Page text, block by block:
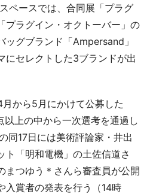
ペースでは、合同展「プラグ
プラグイン・オクトーバー」の
ッグブランド「Ampersand」
にセレクトした3ブランドが出
から5月にかけて公募した
以上の中から一次選考を通過し
同17日には美術評論家・井出
ト「明和電機」の土佐信道さ
まつゆう＊さんら審査員が公開
入賞者の発表を行う（14時